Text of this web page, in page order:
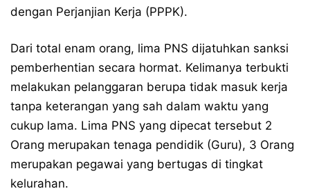
dengan Perjanjian Kerja (PPPK).
Dari total enam orang, lima PNS dijatuhkan sanksi
pemberhentian secara hormat. Kelimanya terbukti
melakukan pelanggaran berupa tidak masuk kerja
tanpa keterangan yang sah dalam waktu yang
cukup lama. Lima PNS yang dipecat tersebut 2
Orang merupakan tenaga pendidik (Guru), 3 Orang
merupakan pegawai yang bertugas di tingkat
kelurahan.